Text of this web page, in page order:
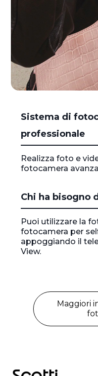
Sistema di
professionale
Realizza foto e
fotocamera
Chi ha bisogno
Puoi utilizzare la
fotocamera per
appoggiando il
View.
Maggiori